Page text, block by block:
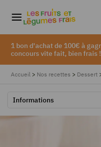
1 bon d'achat de 100€ à
concours vite fait, bien frais !
Accueil > Nos recettes > Dessert
Informations